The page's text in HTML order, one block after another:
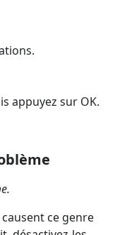
appuyez sur OK.
ce genre